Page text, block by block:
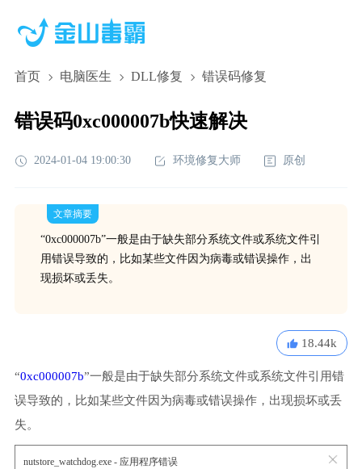
首页 电脑医生 DLL修复 错误码修复
错误码0xc000007b快速解决
2024-01-04 19:00:30 环境修复大师 原创
文章摘要
“0xc000007b”一般是由于缺失部分系统文件或系统文件引
用错误导致的，比如某些文件因为病毒或错误操作，出
现损坏或丢失。
18.44k
“0xc000007b”一般是由于缺失部分系统文件或系统文件引用错
误导致的，比如某些文件因为病毒或错误操作，出现损坏或丢
失。
nutstore_watchdog.exe - 应用程序错误